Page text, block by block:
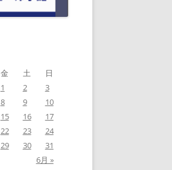
金 土
日
1
2
3
8 9
10
15 16
17
22 23
24
29 30
31
6月 »